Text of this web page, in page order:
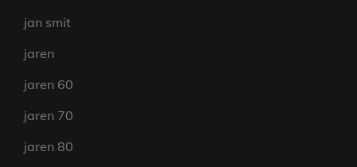
jan smit
jaren
jaren 60
jaren 70
jaren 80